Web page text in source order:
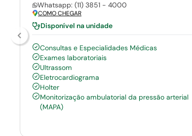
Whatsapp: (11) 3851 - 4000
COMO CHEGAR
Disponível na unidade
Consultas e Especialidades Médicas
Exames laboratoriais
Ultrassom
Eletrocardiograma
Holter
Monitorização ambulatorial da pressão arterial
(MAPA)